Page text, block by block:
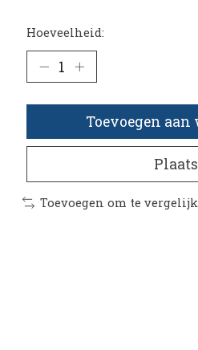
Hoeveelheid:
Toevoegen
Toevoegen om te